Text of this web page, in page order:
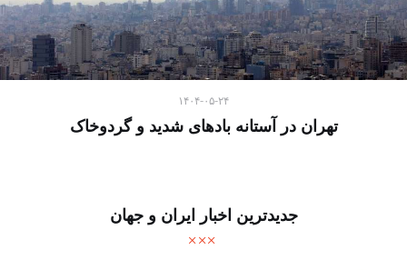
۱۴۰۴-۰۵-۲۴
تهران در آستانه بادهای شدید و گردوخاک
جدیدترین اخبار ایران و جهان